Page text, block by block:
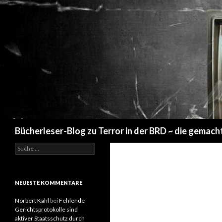
Bücherleser-Blog zu Terror in der BRD ~ die
u
e
a
c
h
NEUESTE KOMMENTARE
Norbert Kahl beiFehlende
Gerichtsprotokolle sind
aktiver Staatsschutz durch